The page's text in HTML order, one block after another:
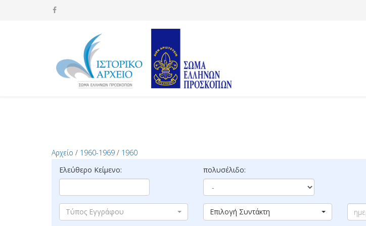
Αρχείο / 1960-1969 / 1960
Ελεύθερο Κείμενο:
πολυσέλιδο:
Τύπος Εγγράφου Επιλογή Συντάκτη